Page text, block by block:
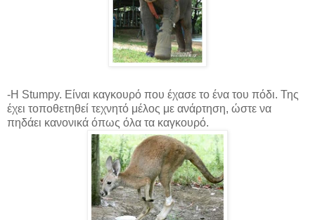
-Η Stumpy. Είναι καγκουρό που έχασε το ένα του πόδι. Της
έχει τοποθετηθεί τεχνητό μέλος με ανάρτηση, ώστε να
πηδάει κανονικά όπως όλα τα καγκουρό.